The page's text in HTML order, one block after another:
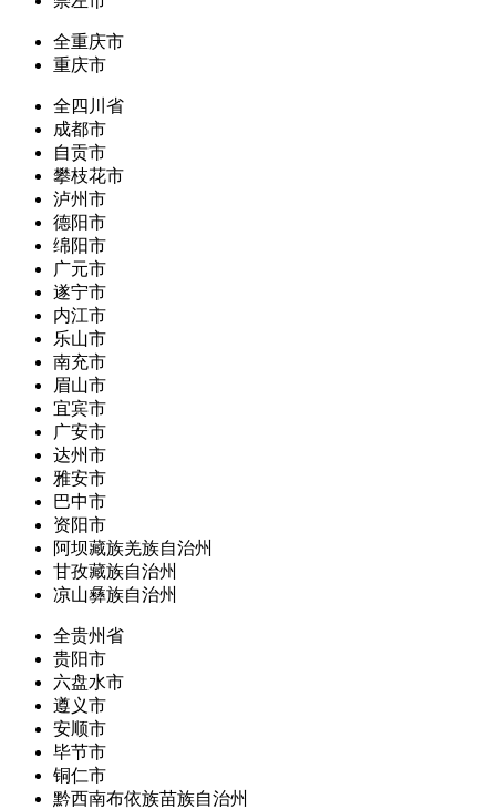
全重庆市
重庆市
全四川省
成都市
自贡市
攀枝花市
泸州市
德阳市
绵阳市
广元市
遂宁市
内江市
乐山市
南充市
眉山市
宜宾市
广安市
达州市
雅安市
巴中市
资阳市
阿坝藏族羌族自治州
甘孜藏族自治州
凉山彝族自治州
全贵州省
贵阳市
六盘水市
遵义市
安顺市
毕节市
铜仁市
黔西南布依族苗族自治州